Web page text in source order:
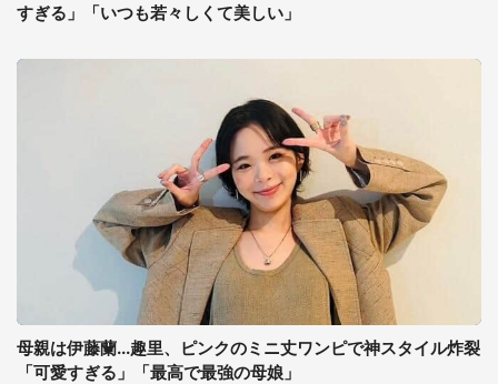
すぎる」「いつも若々しくて美しい」
母親は伊藤蘭...趣里、ピンクのミニ丈ワンピで神スタイル炸裂
「可愛すぎる」「最高で最強の母娘」